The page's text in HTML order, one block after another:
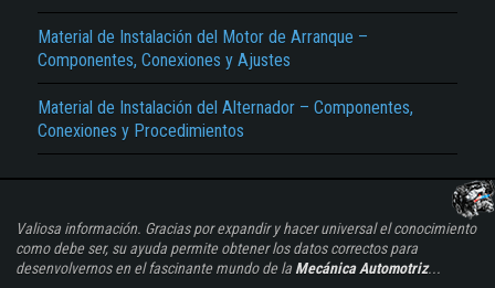
Material de Instalación del Motor de Arranque –
Componentes, Conexiones y Ajustes
Material de Instalación del Alternador – Componentes,
Conexiones y Procedimientos
Valiosa información. Gracias por expandir y hacer universal el conocimiento
como debe ser, su ayuda permite obtener los datos correctos para
desenvolvernos en el fascinante mundo de la Mecánica Automotriz...